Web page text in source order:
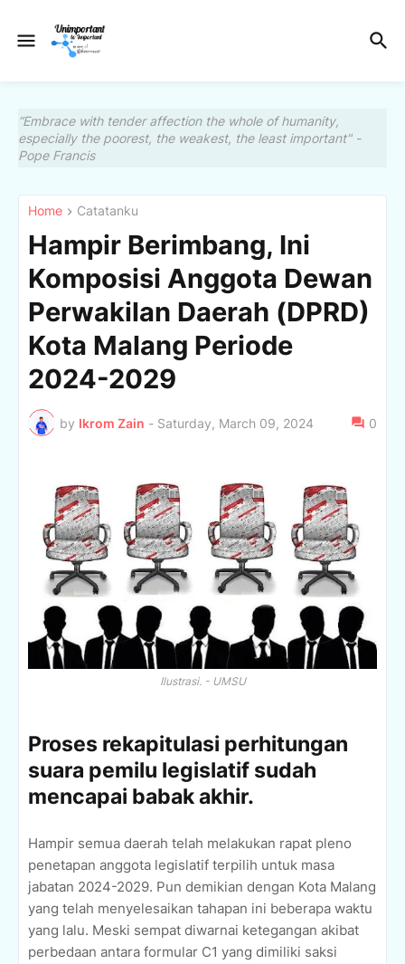
“Embrace with tender affection the whole of humanity,
especially the poorest, the weakest, the least important" -
Pope Francis
Home Catatanku
Hampir Berimbang, Ini
Komposisi Anggota Dewan
Perwakilan Daerah (DPRD)
Kota Malang Periode
2024-2029
by Ikrom Zain - Saturday, March 09, 2024 0
Ilustrasi. - UMSU
Proses rekapitulasi perhitungan
suara pemilu legislatif sudah
mencapai babak akhir.
Hampir semua daerah telah melakukan rapat pleno
penetapan anggota legislatif terpilih untuk masa
jabatan 2024-2029. Pun demikian dengan Kota Malang
yang telah menyelesaikan tahapan ini beberapa waktu
yang lalu. Meski sempat diwarnai ketegangan akibat
perbedaan antara formular C1 yang dimiliki saksi